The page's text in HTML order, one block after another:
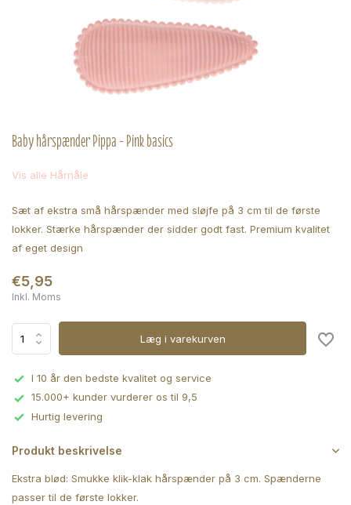
Baby hårspænder Pippa - Pink basics
Vis alle Hårnåle
Sæt af ekstra små hårspænder med sløjfe på 3 cm til de første
lokker. Stærke hårspænder der sidder godt fast. Premium kvalitet
af eget design
€5,95
Inkl. Moms
Læg i varekurven
I 10 år den bedste kvalitet og service
15.000+ kunder vurderer os til 9,5
Hurtig levering
Produkt beskrivelse
Ekstra blød: Smukke klik-klak hårspænder på 3 cm. Spænderne
passer til de første lokker.